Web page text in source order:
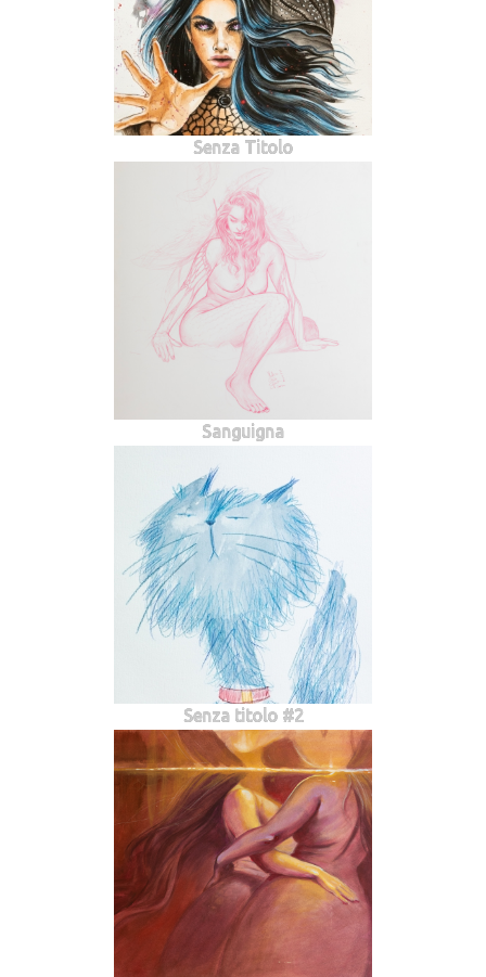
Senza Titolo
Sanguigna
Senza titolo #2